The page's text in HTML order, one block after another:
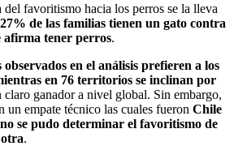
del favoritismo hacia los perros se la lleva
de las familias tienen un gato contra
afirma tener perros.
observados en el análisis prefieren a los
en 76 territorios se inclinan por
claro ganador a nivel global. Sin embargo,
un empate técnico las cuales fueron Chile
se pudo determinar el favoritismo de
.